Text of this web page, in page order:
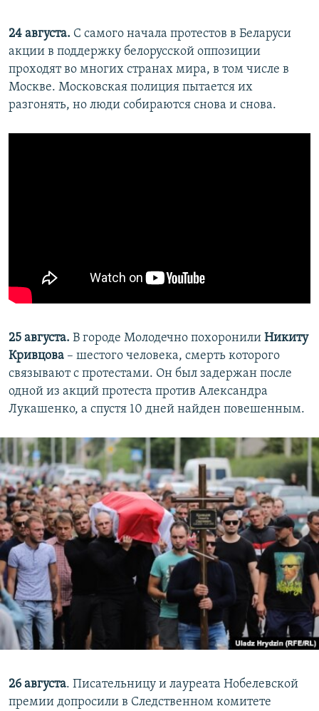
24 августа. С самого начала протестов в Беларуси
акции в поддержку белорусской оппозиции
проходят во многих странах мира, в том числе в
Москве. Московская полиция пытается их
разгонять, но люди собираются снова и снова.
25 августа. В городе Молодечно похоронили Никиту
Кривцова – шестого человека, смерть которого
связывают с протестами. Он был задержан после
одной из акций протеста против Александра
Лукашенко, а спустя 10 дней найден повешенным.
26 августа. Писательницу и лауреата Нобелевской
премии допросили в Следственном комитете